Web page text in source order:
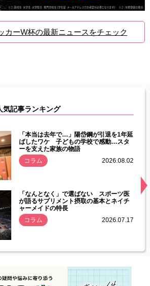
カーW杯の最新ニュースをチェック
気記事ランキング
「本当は去年で…」陽岱鋼が引退を1年延
ばしたワケ 子どもの学校で感動…スタ
ーを支えた家族の物語
コラム
2026.08.02
「なんとなく」で選ばない スポーツ医
が語るサプリメント摂取の基本とネイチ
ャーメイドの特長
コラム
2026.07.17